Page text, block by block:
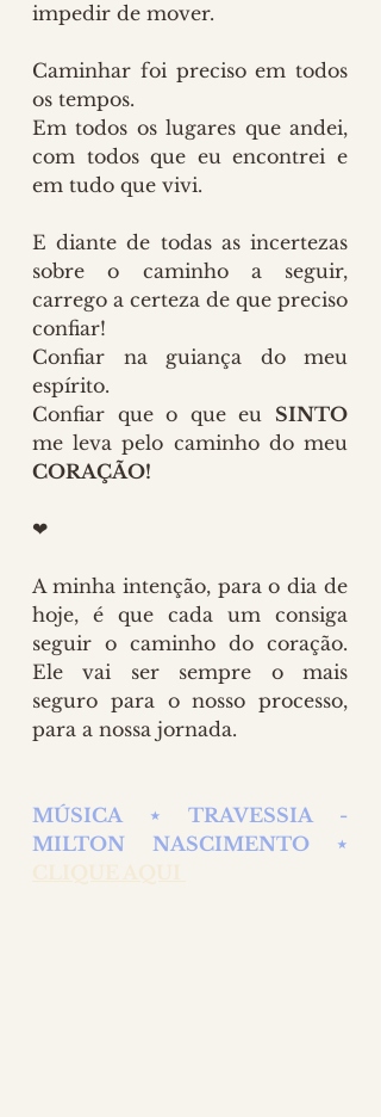
impedir de mover.
Caminhar foi preciso em todos
os tempos.
Em todos os lugares que andei,
com todos que eu encontrei e
em tudo que vivi.
E diante de todas as incertezas
sobre o caminho a seguir,
carrego a certeza de que preciso
confiar!
Confiar na guiança do meu
espírito.
Confiar que o que eu SINTO
CORAÇÃO!
❤
A minha intenção, para o dia de
hoje, é que cada um consiga
seguir o caminho do coração.
Ele vai ser sempre o mais
seguro para o nosso processo,
para a nossa jornada.
MÚSICA ⋆ TRAVESSIA -